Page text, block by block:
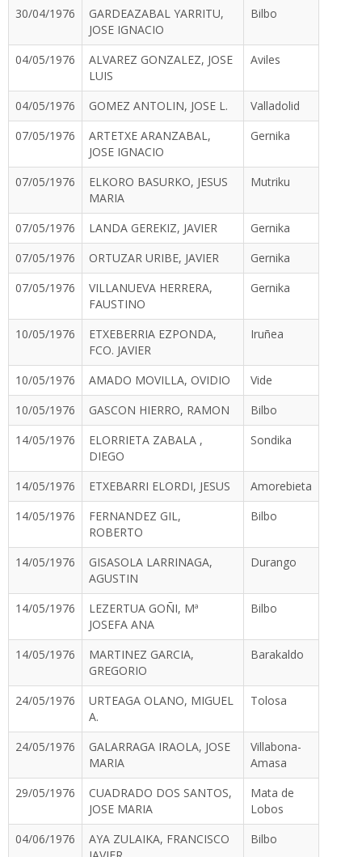
30/04/1976
GARDEAZABAL YARRITU,
JOSE IGNACIO
Bilbo
04/05/1976
ALVAREZ GONZALEZ, JOSE
LUIS
Aviles
04/05/1976 GOMEZ ANTOLIN, JOSE L.
Valladolid
07/05/1976
ARTETXE ARANZABAL,
JOSE IGNACIO
Gernika
07/05/1976
ELKORO BASURKO, JESUS
MARIA
Mutriku
07/05/1976 LANDA GEREKIZ, JAVIER
Gernika
07/05/1976
ORTUZAR URIBE, JAVIER
Gernika
07/05/1976
VILLANUEVA HERRERA,
FAUSTINO
Gernika
10/05/1976
ETXEBERRIA EZPONDA,
FCO. JAVIER
Iruñea
10/05/1976 AMADO MOVILLA, OVIDIO
Vide
10/05/1976
GASCON HIERRO, RAMON
Bilbo
14/05/1976
ELORRIETA ZABALA ,
DIEGO
Sondika
14/05/1976 ETXEBARRI ELORDI, JESUS
Amorebieta
14/05/1976
FERNANDEZ GIL,
ROBERTO
Bilbo
14/05/1976
GISASOLA LARRINAGA,
AGUSTIN
Durango
14/05/1976
LEZERTUA GOÑI, Mª
JOSEFA ANA
Bilbo
14/05/1976
MARTINEZ GARCIA,
GREGORIO
Barakaldo
24/05/1976
URTEAGA OLANO, MIGUEL
A.
Tolosa
24/05/1976
GALARRAGA IRAOLA, JOSE
MARIA
Villabona-
Amasa
29/05/1976
CUADRADO DOS SANTOS,
JOSE MARIA
Mata de
Lobos
04/06/1976
AYA ZULAIKA, FRANCISCO
Bilbo